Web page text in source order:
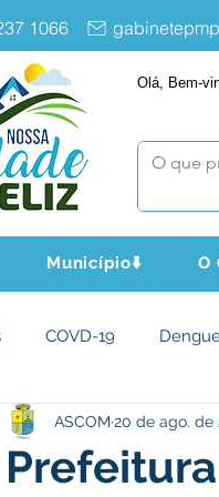
1066
Olá, Bem-
Município⬇️ O
COVD-19
e Obras
ASCOM 20 de ago. de